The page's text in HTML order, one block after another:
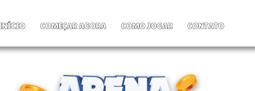
COMEÇAR AGORA COMO JOGAR CONTATO